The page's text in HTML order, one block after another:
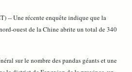
-- Une récente enquête indique que la
ouest de la Chine abrite un total de 340
sur le nombre des pandas géants et une